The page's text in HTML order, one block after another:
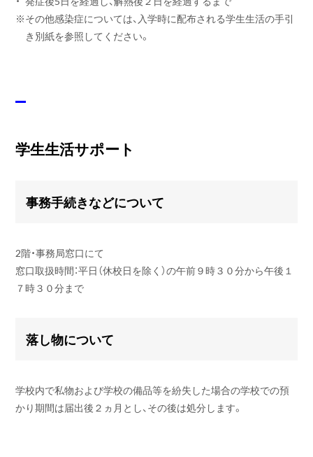
※その他感染症については、入学時に配布される学生生活の手引
き別紙を参照してください。
学生生活サポート
事務手続きなどについて
2階・事務局窓口にて
窓口取扱時間：平日（休校日を除く）の午前９時３０分から午後１
７時３０分まで
落し物について
学校内で私物および学校の備品等を紛失した場合の学校での預
かり期間は届出後２ヵ月とし、その後は処分します。